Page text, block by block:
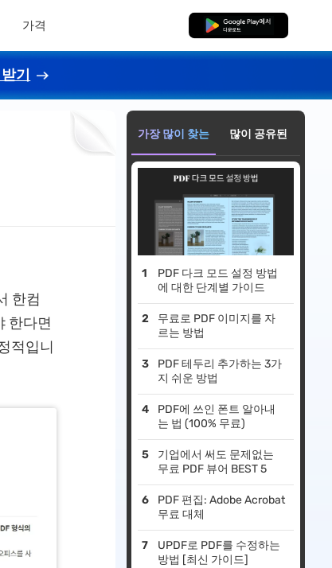
가격 무료로 다운로드
기
한컴
한다면
적입니
가장 많이 찾는 많이 공유된
PDF 다크 모드 설정 방법
에 대한 단계별 가이드
무료로 PDF 이미지를 자
르는 방법
PDF 테두리 추가하는 3가
지 쉬운 방법
PDF에 쓰인 폰트 알아내
는 법 (100% 무료)
기업에서 써도 문제없는
무료 PDF 뷰어 BEST 5
PDF 편집: Adobe Acrobat
무료 대체
UPDF로 PDF를 수정하는
방법 [최신 가이드]